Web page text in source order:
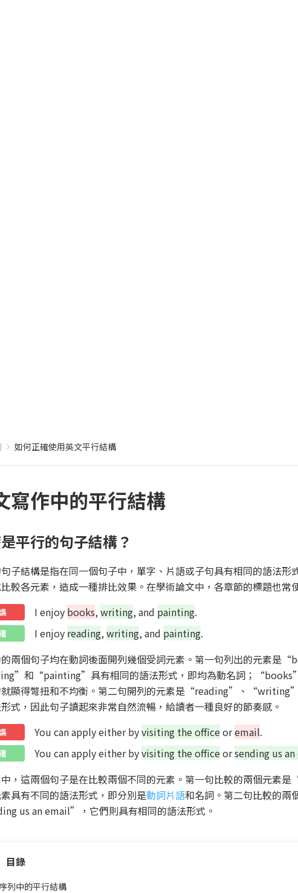
如何正確使用英文平行結構
寫作中的平行結構
平行的句子結構？
子結構是指在同一個句子中，單字、片語或子句具有相同的語法形
較各元素，造成一種排比效果。在學術論文中，各章節的標題也常
I enjoy books, writing, and painting.
I enjoy reading, writing, and painting.
的兩個句子均在動詞後面開列幾個受詞元素。第一句列出的元
和“painting”具有相同的語法形式，即均為動名詞；
就顯得彆扭和不均衡。第二句開列的元素是“reading”、
式，因此句子讀起來非常自然流暢，給讀者一種良好的節奏感。
You can apply either byvisiting the officeoremail.
You can apply either byvisiting the officeorsending us
，這兩個句子是在比較兩個不同的元素。第一句比較的兩個元
具有不同的語法形式，即分別是動詞片語和名詞。第二句比較的
us an email”，它們則具有相同的語法形式。
目錄
序列中的平行結構